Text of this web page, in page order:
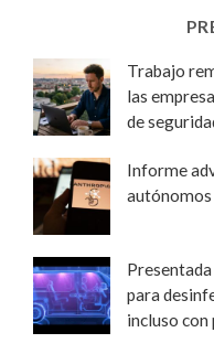
Trabajo
las
de
Informe
autónomos
para
incluso con